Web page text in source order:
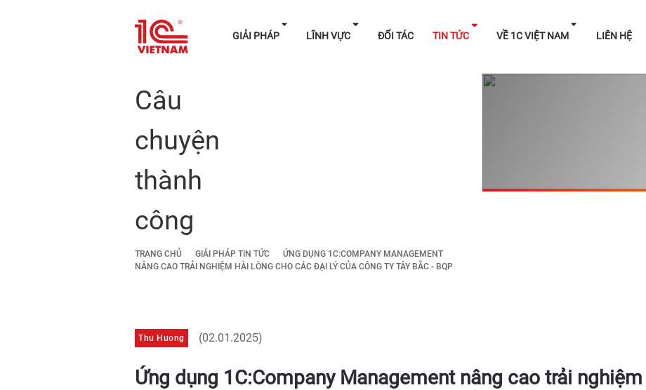
GIẢI PHÁP LĨNH VỰC ĐỐI TÁC TIN TỨC VỀ 1C
Câu
chuyện
thành
công
TRANG CHỦ GIẢI PHÁP TIN TỨC
ỨNG DỤNG 1C:COMPANY MANAGEMENT
NÂNG CAO TRẢI NGHIỆM HÀI LÒNG CHO CÁC ĐẠI LÝ CỦA CÔNG TY TÂY BẮC - BQP
Thu Huong (02.01.2025)
Ứng dụng 1C:Company Management nâng cao trải